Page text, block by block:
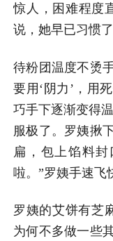
惊人，困难程度
说，她早已习惯了
待粉团温度不烫
要用‘阴力’，用
巧手下逐渐变得
服极了。罗姨揪
扁，包上馅料封
啦。”罗姨手速飞
罗姨的艾饼有芝
为何不多做一些